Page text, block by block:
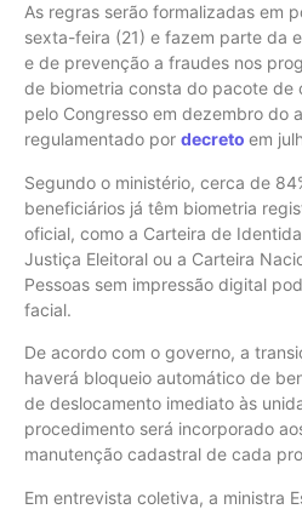
As regras serão formalizadas em
sexta-feira (21) e fazem parte da
e de prevenção a fraudes nos
de biometria consta do pacote de
pelo Congresso em dezembro do
regulamentado por decreto em
Segundo o ministério, cerca de
beneficiários já têm biometria
oficial, como a Carteira de
Justiça Eleitoral ou a Carteira
Pessoas sem impressão digital
facial.
De acordo com o governo, a
haverá bloqueio automático de
de deslocamento imediato às
procedimento será incorporado
manutenção cadastral de cada
Em entrevista coletiva, a ministra